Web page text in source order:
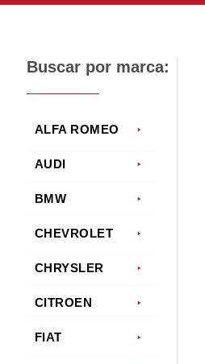
Buscar por marca:
ALFA ROMEO
AUDI
BMW
CHEVROLET
CHRYSLER
CITROEN
FIAT